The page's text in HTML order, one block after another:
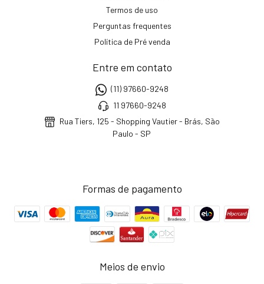
Termos de uso
Perguntas frequentes
Política de Pré venda
Entre em contato
(11) 97660-9248
11 97660-9248
Rua Tiers, 125 - Shopping Vautier - Brás, São
Paulo - SP
Formas de pagamento
Meios de envio